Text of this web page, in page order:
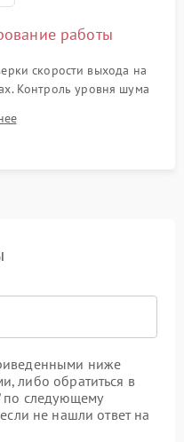
работы
скорости выхода на
Контроль уровня шума
стенок и корректного
оттайки.
ниже
либо обратиться в
по следующему
если не нашли ответ на